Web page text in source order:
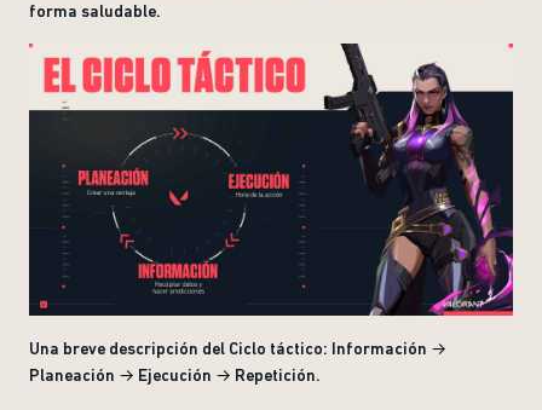
forma saludable.
Una breve descripción del Ciclo táctico: Información →
Planeación → Ejecución → Repetición.